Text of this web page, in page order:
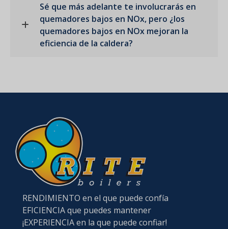
Sé que más adelante te involucrarás en
quemadores bajos en NOx, pero ¿los
quemadores bajos en NOx mejoran la
eficiencia de la caldera?
RENDIMIENTO en el que puede confía
EFICIENCIA que puedes mantener
¡EXPERIENCIA en la que puede confiar!